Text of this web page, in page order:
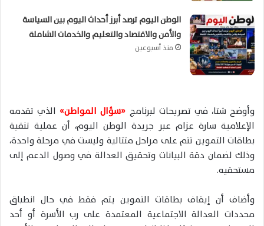
الوطن اليوم ترصد أبرز أحداث اليوم بين السياسة
والأمن والاقتصاد والتعليم والخدمات الشاملة
منذ أسبوعين
وأوضح شتا، في تصريحات لبرنامج «سؤال المواطن» الذي تقدمه
الإعلامية سارة عزام عبر جريدة الوطن اليوم، أن عملية تنقية
بطاقات التموين تتم على مراحل متتالية وليست في مرحلة واحدة،
وذلك لضمان دقة البيانات وتحقيق العدالة في وصول الدعم إلى
مستحقيه.
وأضاف أن إيقاف بطاقات التموين يتم فقط في حال انطباق
محددات العدالة الاجتماعية المعتمدة على رب الأسرة أو أحد